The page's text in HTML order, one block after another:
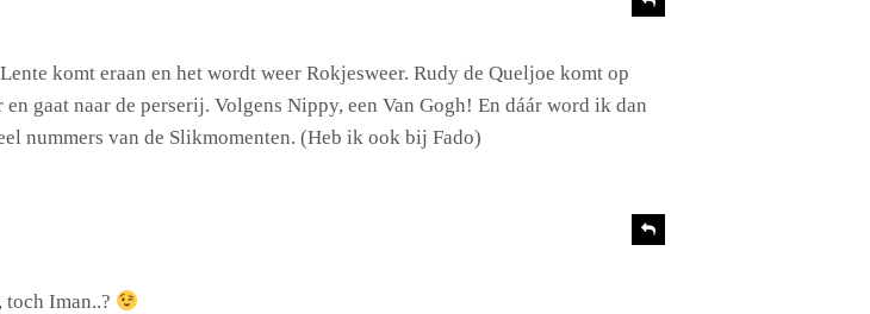
komt eraan en het wordt weer Rokjesweer. Rudy de Queljoe komt op
gaat naar de perserij. Volgens Nippy, een Van Gogh! En dáár word ik dan
nummers van de Slikmomenten. (Heb ik ook bij Fado)
e
Iman..?
e